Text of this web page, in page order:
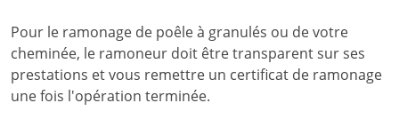
Pour le ramonage de poêle à granulés ou de votre
cheminée, le ramoneur doit être transparent sur ses
prestations et vous remettre un certificat de ramonage
une fois l'opération terminée.